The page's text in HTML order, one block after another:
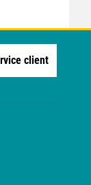
client